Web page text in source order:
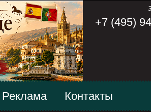
+7 (495)
Реклама Контакты